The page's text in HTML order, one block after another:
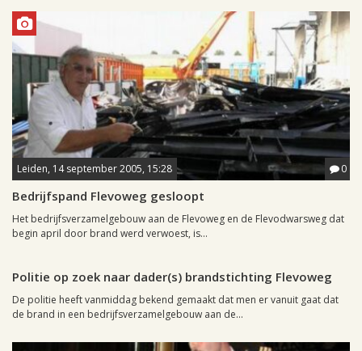
Leiden, 14 september 2005, 15:28 0
Bedrijfspand Flevoweg gesloopt
Het bedrijfsverzamelgebouw aan de Flevoweg en de Flevodwarsweg dat
begin april door brand werd verwoest, is...
Politie op zoek naar dader(s) brandstichting Flevoweg
De politie heeft vanmiddag bekend gemaakt dat men er vanuit gaat dat
de brand in een bedrijfsverzamelgebouw aan de...